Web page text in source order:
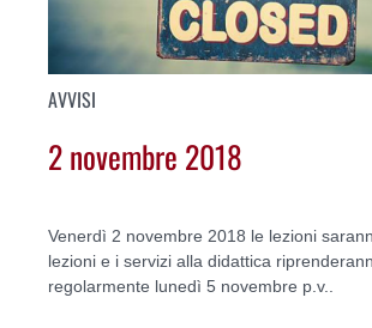
AVVISI
2 novembre 2018
Venerdì 2 novembre 2018 le lezioni
lezioni e i servizi alla didattica
regolarmente lunedì 5 novembre p.v..